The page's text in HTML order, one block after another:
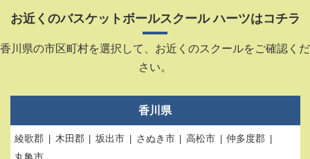
お近くのバスケットボールスクール ハーツはコチラ
香川県の市区町村を選択して、お近くのスクールをご確認くだ
さい。
香川県
綾歌郡 木田郡 坂出市 さぬき市 高松市
仲多度郡